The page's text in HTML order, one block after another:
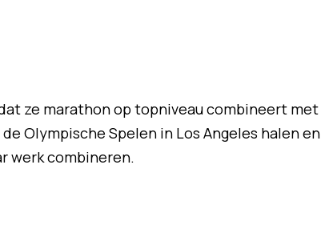
ze marathon op topniveau combineert met
Olympische Spelen in Los Angeles halen en
werk combineren.